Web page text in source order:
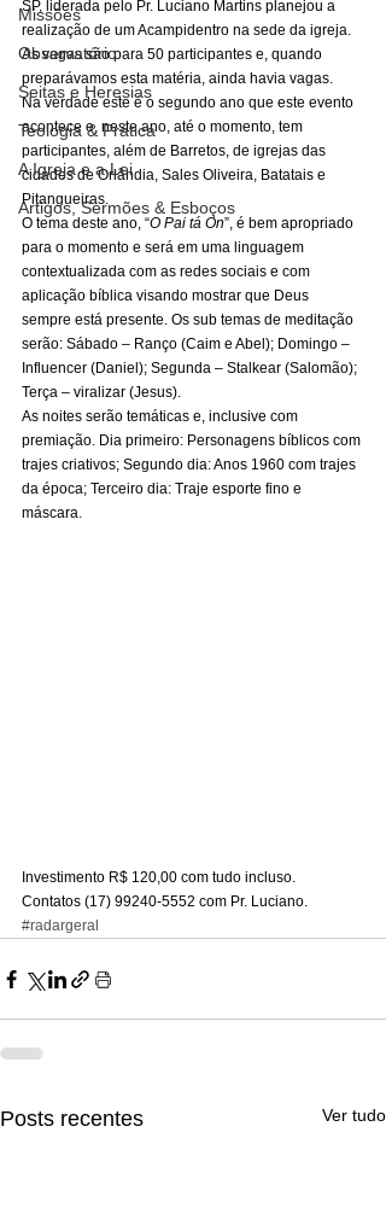
Missões
Observatório
Seitas e Heresias
Teologia & Prática
A Igreja e a Lei
Artigos, Sermões & Esboços
SP, liderada pelo Pr. Luciano Martins planejou a
realização de um Acampidentro na sede da igreja.
As vagas são para 50 participantes e, quando
preparávamos esta matéria, ainda havia vagas.
Na verdade este é o segundo ano que este evento
acontece e, neste ano, até o momento, tem
participantes, além de Barretos, de igrejas das
cidades de Orlândia, Sales Oliveira, Batatais e
Pitangueiras.
O tema deste ano, “O Pai tá On”, é bem apropriado
para o momento e será em uma linguagem
contextualizada com as redes sociais e com
aplicação bíblica visando mostrar que Deus
sempre está presente. Os sub temas de meditação
serão: Sábado – Ranço (Caim e Abel); Domingo –
Influencer (Daniel); Segunda – Stalkear (Salomão);
Terça – viralizar (Jesus).
As noites serão temáticas e, inclusive com
premiação. Dia primeiro: Personagens bíblicos com
trajes criativos; Segundo dia: Anos 1960 com trajes
da época; Terceiro dia: Traje esporte fino e
máscara.
Investimento R$ 120,00 com tudo incluso.
Contatos (17) 99240-5552 com Pr. Luciano.
#radargeral
Posts recentes Ver tudo